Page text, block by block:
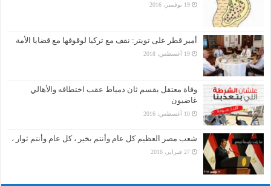
19 نوفمبر، 2016
أمير قطر على تويتر: نقف مع تركيا لوقوفها مع قضايا الأمة
19 أغسطس، 2018
وفاة معتقل بقسم ثان دمياط عقب اختطافه والأهالي
غاضبون
10 أغسطس، 2016
شعب مصر العظيم كل عام وأنتم بخير ، كل عام وأنتم ثوار ،
27 فبراير، 2016